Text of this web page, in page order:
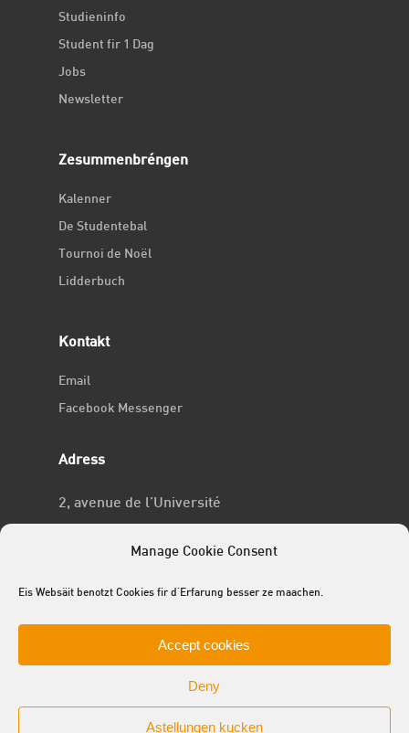
Manage Cookie Consent
Eis Websäit benotzt Cookies fir d'Erfarung besser ze maachen.
Accept cookies
Deny
Astellungen kucken
Studieninfo
Student fir 1 Dag
Jobs
Newsletter
Zesummenbréngen
Kalenner
De Studentebal
Tournoi de Noël
Lidderbuch
Kontakt
Email
Facebook Messenger
Adress
2, avenue de l’Université
No RCSL
© 2025 ACEL - de Studentevertrieder